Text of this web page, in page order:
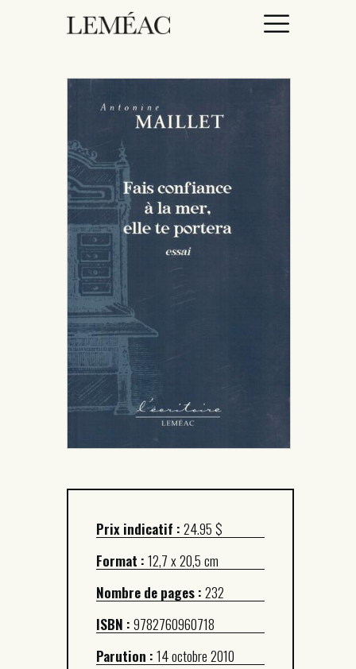
ACCUEIL
CATALOGUE
AUTEURICES
DROITS / RIGHTS
À PROPOS
Prix indicatif :24.95 $
Format :12,7 x 20,5 cm
Nombre de pages :232
ISBN :9782760960718
Parution :14 octobre 2010